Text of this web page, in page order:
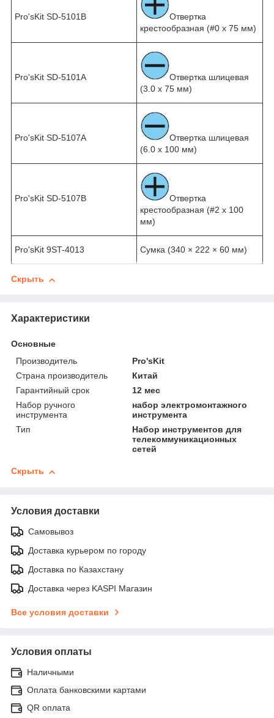
Pro'sKit SD-5101B
Отвертка
крестообразная (#0 x 75 мм)
Pro'sKit SD-5101A
Отвертка шлицевая
(3.0 x 75 мм)
Pro'sKit SD-5107A
Отвертка шлицевая
(6.0 x 100 мм)
Pro'sKit SD-5107B
Отвертка
крестообразная (#2 x 100
мм)
Pro'sKit 9ST-4013 Сумка (340 × 222 × 60 мм)
Скрыть
Характеристики
Основные
Производитель
Pro'sKit
Страна производитель
Китай
Гарантийный срок
12 мес
Набор ручного
инструмента
набор электромонтажного
инструмента
Тип
Набор инструментов для
телекоммуникационных
сетей
Скрыть
Условия доставки
Самовывоз
Доставка курьером по городу
Доставка по Казахстану
Доставка через KASPI Магазин
Все условия доставки
Условия оплаты
Наличными
Оплата банковскими картами
QR оплата